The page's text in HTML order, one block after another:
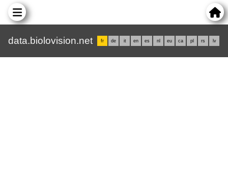
data.biolovision.net fr de it en es nl eu ca pl rs lv